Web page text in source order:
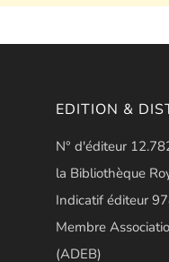
EDITION &
N° d'éditeur
la Bibliothèque
Indicatif éditeur
Membre
(ADEB)